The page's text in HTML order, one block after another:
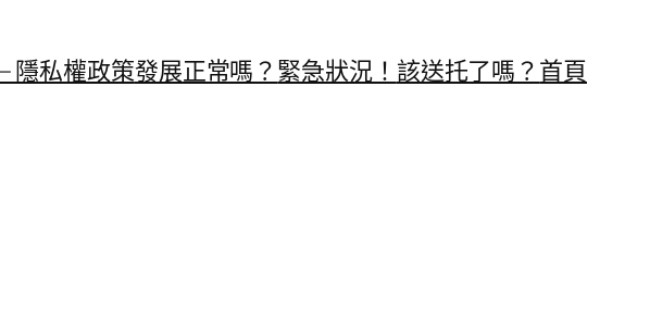
隱私權政策發展正常嗎？ 緊急狀況！ 該送托了嗎？ 首頁